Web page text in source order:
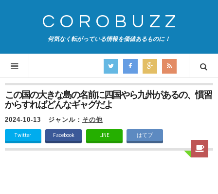
COROBUZZ
何気なく転がっている情報を価値あるものに！
この国の大きな島の名前に四国やら九州があるの、慣習
からすればどんなギャグだよ
2024-10-13 ジャンル： その他
Twitter Facebook LINE はてブ